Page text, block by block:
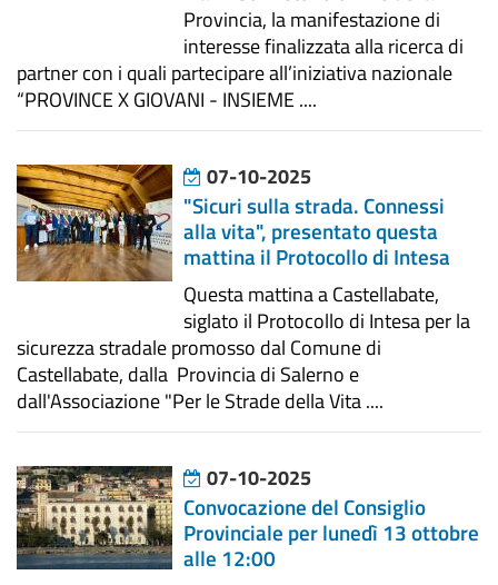
Provincia, la manifestazione di
interesse finalizzata alla ricerca di
partner con i quali partecipare all’iniziativa nazionale
“PROVINCE X GIOVANI - INSIEME ....
07-10-2025
"Sicuri sulla strada. Connessi
alla vita", presentato questa
mattina il Protocollo di Intesa
Questa mattina a Castellabate,
siglato il Protocollo di Intesa per la
sicurezza stradale promosso dal Comune di
Castellabate, dalla Provincia di Salerno e
dall'Associazione "Per le Strade della Vita ....
07-10-2025
Convocazione del Consiglio
Provinciale per lunedì 13 ottobre
alle 12:00